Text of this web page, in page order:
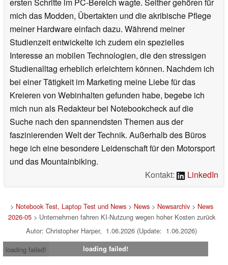
mich das Modden, Übertakten und die akribische Pflege
meiner Hardware einfach dazu. Während meiner
Studienzeit entwickelte ich zudem ein spezielles
Interesse an mobilen Technologien, die den stressigen
Studienalltag erheblich erleichtern können. Nachdem ich
bei einer Tätigkeit im Marketing meine Liebe für das
Kreieren von Webinhalten gefunden habe, begebe ich
mich nun als Redakteur bei Notebookcheck auf die
Suche nach den spannendsten Themen aus der
faszinierenden Welt der Technik. Außerhalb des Büros
hege ich eine besondere Leidenschaft für den Motorsport
und das Mountainbiking.
Kontakt:
LinkedIn
> Notebook Test, Laptop Test und News> News> Newsarchiv> News
2026-05> Unternehmen fahren KI-Nutzung wegen hoher Kosten zurück
Autor: Christopher Harper, 1.06.2026 (Update: 1.06.2026)
loading failed!
loading failed!